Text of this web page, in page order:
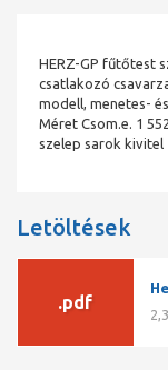
HERZ-GP fűtőtest
csatlakozó
modell, menetes-
Méret Csom.e. 1
szelep sarok kivitel
Letöltések
.pdf